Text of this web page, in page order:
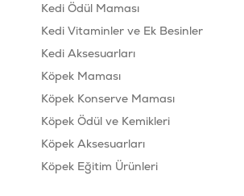
Kedi Ödül Maması
Kedi Vitaminler ve Ek Besinler
Kedi Aksesuarları
Köpek Maması
Köpek Konserve Maması
Köpek Ödül ve Kemikleri
Köpek Aksesuarları
Köpek Eğitim Ürünleri